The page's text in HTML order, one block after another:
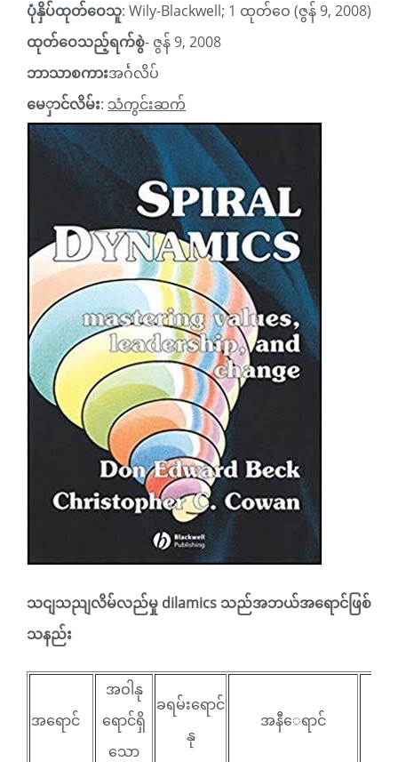
ပုံနှိပ်ထုတ်ဝေသူ: Wily-Blackwell; 1 ထုတ်ဝေ (ဇွန် 9, 2008)
ထုတ်ဝေသည့်ရက်စွဲ- ဇွန် 9, 2008
ဘာသာစကားအင်္ဂလိပ်
မေှာင်လိမ်း: သံကွင်းဆက်
သငျသညျလိမ်လည်မှု dilamics သည်အဘယ်အရောင်ဖြစ်
သနည်း
အရောင်
အဝါနု
ရောင်ရှိ
သော
ခရမ်းရောင်
နု
အနီေရာင်